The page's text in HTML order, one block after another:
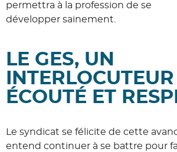
permettra à la profession de se
développer sainement.
LE GES, UN
INTERLOCUTEUR
ÉCOUTÉ ET
Le syndicat se félicite de cette
entend continuer à se battre pour